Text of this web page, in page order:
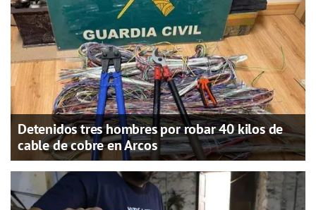
Detenidos tres hombres por robar 40 kilos de
cable de cobre en Arcos